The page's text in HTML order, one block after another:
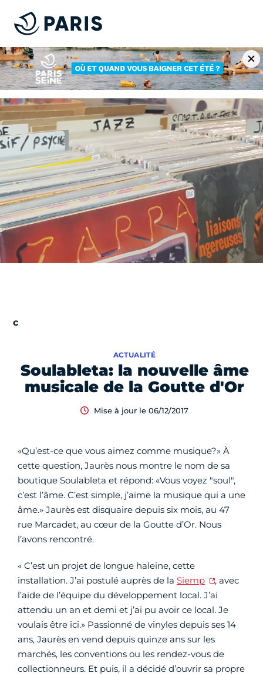
Soulableta: la nouvelle âme
musicale de la Goutte d'Or
ACTUALITÉ
Mise à jour le 06/12/2017
«Qu’est-ce que vous aimez comme musique?» À
cette question, Jaurès nous montre le nom de sa
boutique Soulableta et répond: «Vous voyez "soul",
c’est l’âme. C’est simple, j’aime la musique qui a une
âme.» Jaurès est disquaire depuis six mois, au 47
rue Marcadet, au cœur de la Goutte d’Or. Nous
l’avons rencontré.
« C’est un projet de longue haleine, cette
installation. J’ai postulé auprès de la Siemp
, avec
l’aide de l’équipe du développement local. J’ai
attendu un an et demi et j’ai pu avoir ce local. Je
voulais être ici.» Passionné de vinyles depuis ses 14
ans, Jaurès en vend depuis quinze ans sur les
marchés, les conventions ou les rendez-vous de
collectionneurs. Et puis, il a décidé d’ouvrir sa propre